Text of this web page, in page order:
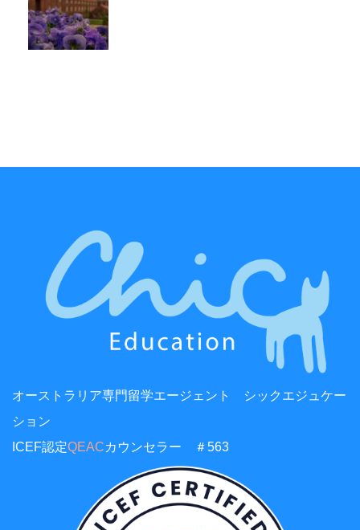
オーストラリア専門留学エージェント シックエジュケー
ション
ICEF認定QEACカウンセラー ＃563